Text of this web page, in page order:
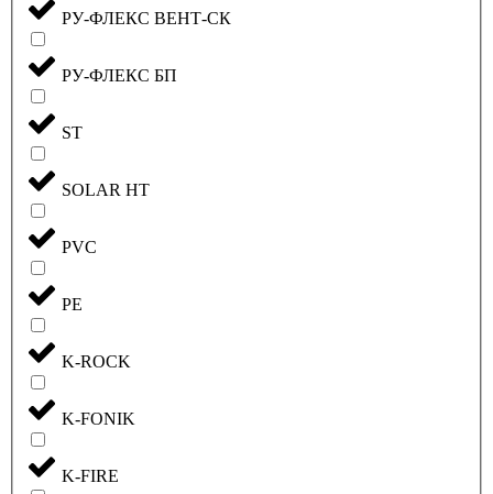
РУ-ФЛЕКС ВЕНТ-СК
РУ-ФЛЕКС БП
ST
SOLAR HT
PVC
PE
K-ROCK
K-FONIK
K-FIRE